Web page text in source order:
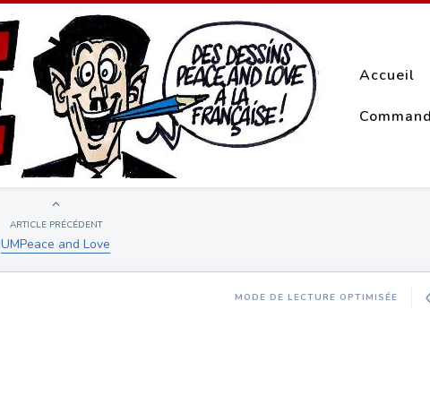
Accueil
ARTICLE PRÉCÉDENT
UMPeace and Love
MODE DE LECTURE OPTIMISÉE